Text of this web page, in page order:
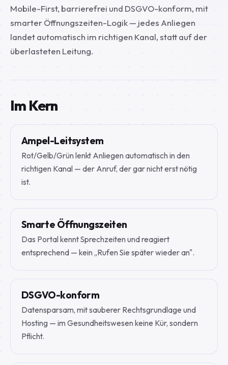
Mobile-First, barrierefrei und DSGVO-konform, mit
smarter Öffnungszeiten-Logik — jedes Anliegen
landet automatisch im richtigen Kanal, statt auf der
überlasteten Leitung.
Im Kern
Ampel-Leitsystem
Rot/Gelb/Grün lenkt Anliegen automatisch in den
richtigen Kanal — der Anruf, der gar nicht erst nötig
ist.
Smarte Öffnungszeiten
Das Portal kennt Sprechzeiten und reagiert
entsprechend — kein „Rufen Sie später wieder an".
DSGVO-konform
Datensparsam, mit sauberer Rechtsgrundlage und
Hosting — im Gesundheitswesen keine Kür, sondern
Pflicht.